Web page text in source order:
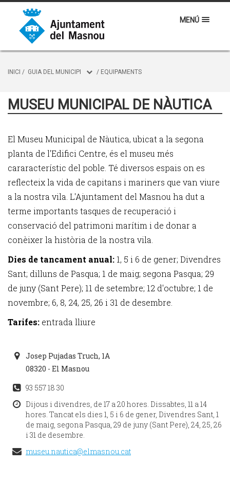
MENÚ
INICI / GUIA DEL MUNICIPI / EQUIPAMENTS
MUSEU MUNICIPAL DE NÀUTICA
El Museu Municipal de Nàutica, ubicat a la segona
planta de l'Edifici Centre, és el museu més
cararacterístic del poble. Té diversos espais on es
reflecteix la vida de capitans i mariners que van viure
a la nostra vila. L'Ajuntament del Masnou ha dut a
terme importants tasques de recuperació i
conservació del patrimoni marítim i de donar a
conèixer la història de la nostra vila.
Dies de tancament anual: 1, 5 i 6 de gener; Divendres
Sant; dilluns de Pasqua; 1 de maig; segona Pasqua; 29
de juny (Sant Pere); 11 de setembre; 12 d'octubre; 1 de
novembre; 6, 8, 24, 25, 26 i 31 de desembre.
Tarifes: entrada lliure
Josep Pujadas Truch, 1A
08320 - El Masnou
93 557 18 30
Dijous i divendres, de 17 a 20 hores. Dissabtes, 11 a 14
hores. Tancat els dies 1, 5 i 6 de gener, Divendres Sant, 1
de maig, segona Pasqua, 29 de juny (Sant Pere), 24, 25, 26
i 31 de desembre.
museu.nautica@elmasnou.cat